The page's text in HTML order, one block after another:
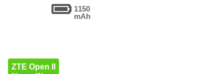
1150
mAh
ZTE Open II